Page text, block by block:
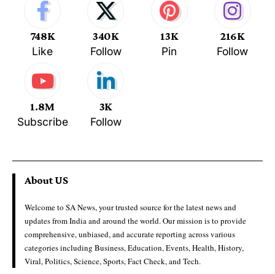
748K
Like
340K
Follow
13K
Pin
216K
Follow
1.8M
Subscribe
3K
Follow
About US
Welcome to SA News, your trusted source for the latest news and
updates from India and around the world. Our mission is to provide
comprehensive, unbiased, and accurate reporting across various
categories including Business, Education, Events, Health, History,
Viral, Politics, Science, Sports, Fact Check, and Tech.